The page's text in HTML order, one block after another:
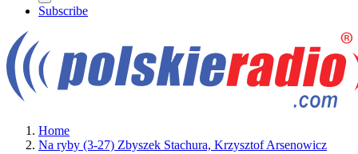
Subscribe
Home
Na ryby (3-27) Zbyszek Stachura, Krzysztof Arsenowicz